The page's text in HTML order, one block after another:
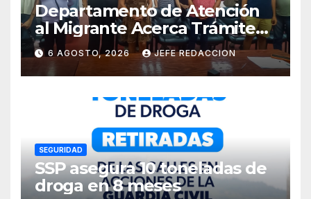
Departamento de Atención
al Migrante Acerca Trámite
de Pasaportes
Estadounidenses a
Residentes de Lázaro
Cárdenas
6 AGOSTO, 2026 JEFE REDACCION
SEGURIDAD
SSP asegura 10 toneladas de
droga en 8 meses